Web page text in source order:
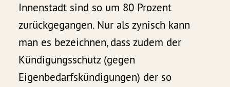
Innenstadt sind so um 80 Prozent
zurückgegangen. Nur als zynisch kann
man es bezeichnen, dass zudem der
Kündigungsschutz (gegen
Eigenbedarfskündigungen) der so